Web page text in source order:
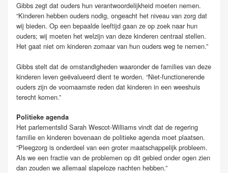
Gibbs zegt dat ouders hun verantwoordelijkheid moeten nemen.
“Kinderen hebben ouders nodig, ongeacht het niveau van zorg dat
wij bieden. Op een bepaalde leeftijd gaan ze op zoek naar hun
ouders; wij moeten het welzijn van deze kinderen centraal stellen.
Het gaat niet om kinderen zomaar van hun ouders weg te nemen.”
Gibbs stelt dat de omstandigheden waaronder de families van deze
kinderen leven geëvalueerd dient te worden. “Niet-functionerende
ouders zijn de voornaamste reden dat kinderen in een weeshuis
terecht komen.”
Politieke agenda
Het parlementslid Sarah Wescot-Williams vindt dat de regering
familie en kinderen bovenaan de politieke agenda moet plaatsen.
“Pleegzorg is onderdeel van een groter maatschappelijk probleem.
Als we een fractie van de problemen op dit gebied onder ogen zien
dan zouden we allemaal slapeloze nachten hebben.”